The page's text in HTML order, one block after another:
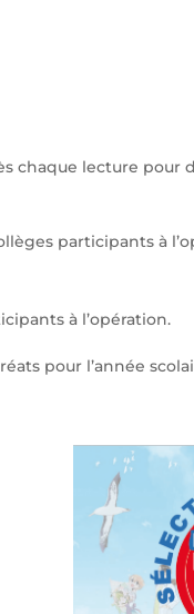
lecture pour
participants à
à l’opération.
pour l’année